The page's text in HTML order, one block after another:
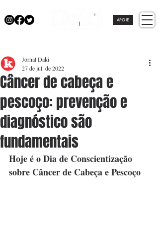
APOIE
Câncer de cabeça e
pescoço: prevenção e
diagnóstico são
fundamentais
Jornal Daki
27 de jul. de 2022
Hoje é o Dia de Conscientização
sobre Câncer de Cabeça e Pescoço